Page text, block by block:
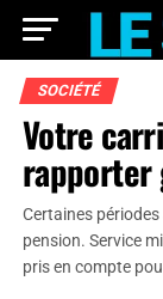
SOCIÉTÉ
Votre
rapporter
Certaines
pension. Service
pris en compte